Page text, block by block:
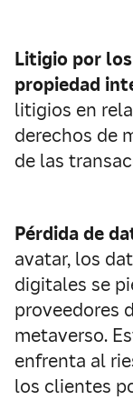
Litigio por
propiedad
litigios en
derechos de
de las
Pérdida de
avatar, los
digitales se
proveedores
metaverso.
enfrenta al
los clientes